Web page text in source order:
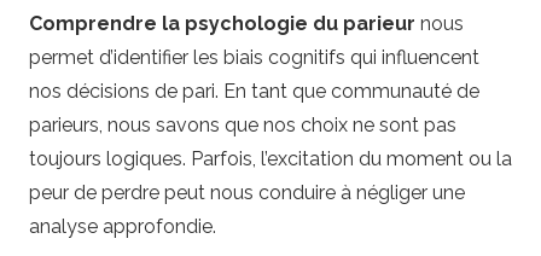
Comprendre la psychologie du parieur nous
permet d’identifier les biais cognitifs qui influencent
nos décisions de pari. En tant que communauté de
parieurs, nous savons que nos choix ne sont pas
toujours logiques. Parfois, l’excitation du moment ou la
peur de perdre peut nous conduire à négliger une
analyse approfondie.